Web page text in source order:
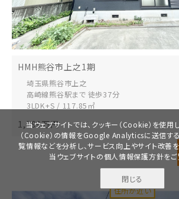
資料請求 見学予約
HMH熊谷市上之1期
埼玉県熊谷市上之
高崎線熊谷駅まで 徒歩37分
3LDK+S / 117.85㎡
1,799万円
当ウェブサイトでは、クッキー（Cookie）を使用
（Cookie）の情報をGoogle Analyticsに送信す
覧情報などを分析し、サービス向上やサイト改善
当ウェブサイトの個人情報保護方針をご
閉じる